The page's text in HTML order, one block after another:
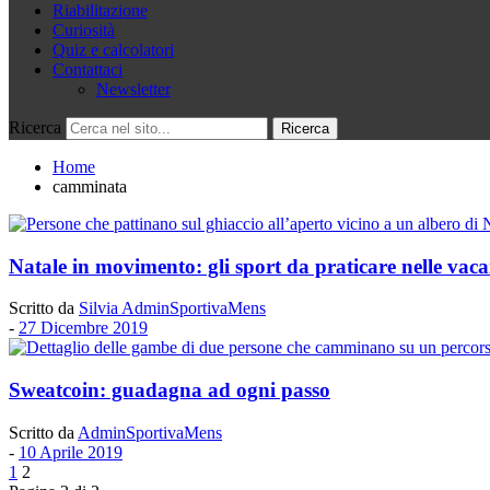
Riabilitazione
Curiosità
Quiz e calcolatori
Contattaci
Newsletter
Ricerca
Home
camminata
Natale in movimento: gli sport da praticare nelle
Scritto da Silvia AdminSportivaMens
- 27 Dicembre 2019
Sweatcoin: guadagna ad ogni passo
Scritto da AdminSportivaMens
- 10 Aprile 2019
1 2